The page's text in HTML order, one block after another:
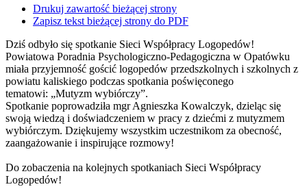
Drukuj zawartość bieżącej strony
Zapisz tekst bieżącej strony do PDF
Dziś odbyło się spotkanie Sieci Współpracy Logopedów!
Powiatowa Poradnia Psychologiczno-Pedagogiczna w Opatówku
miała przyjemność gościć logopedów przedszkolnych i szkolnych z
powiatu kaliskiego podczas spotkania poświęconego
tematowi: „Mutyzm wybiórczy”.
Spotkanie poprowadziła mgr Agnieszka Kowalczyk, dzieląc się
swoją wiedzą i doświadczeniem w pracy z dziećmi z mutyzmem
wybiórczym. Dziękujemy wszystkim uczestnikom za obecność,
zaangażowanie i inspirujące rozmowy!
Do zobaczenia na kolejnych spotkaniach Sieci Współpracy
Logopedów!